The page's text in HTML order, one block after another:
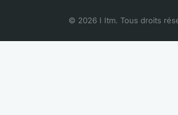
© 2026 I Itm. Tous droits